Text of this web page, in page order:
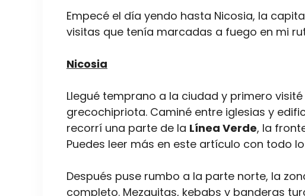
Empecé el día yendo hasta Nicosia, la
visitas que tenía marcadas a fuego en mi
Nicosia
Llegué temprano a la ciudad y primero
grecochipriota. Caminé entre iglesias y
recorrí una parte de la Línea Verde, la
Puedes leer más en este artículo con todo lo
Después puse rumbo a la parte norte, la
completo. Mezquitas, kebabs y banderas